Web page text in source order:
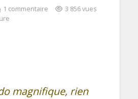
1 commentaire
3 856 vues
magnifique, rien